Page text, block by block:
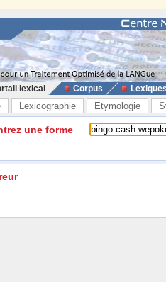
lexical Corpus
Lexicographie Etymologie
une forme